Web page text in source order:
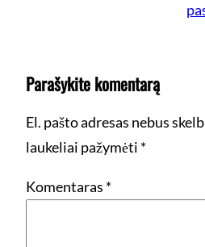
Parašykite komentarą
El. pašto adresas nebus
laukeliai pažymėti *
Komentaras *